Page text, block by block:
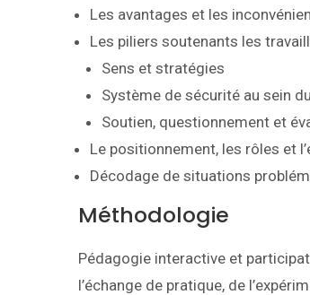
Les avantages et les
Les piliers soutenants les
Sens et stratégies
Système de sécurité au sein
Soutien, questionnement et
Le positionnement, les rôles et
Décodage de situations
Méthodologie
Pédagogie interactive et
l’échange de pratique, de